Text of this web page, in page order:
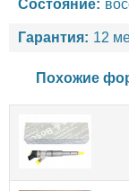
Состояние:
Гарантия: 12
Похожие